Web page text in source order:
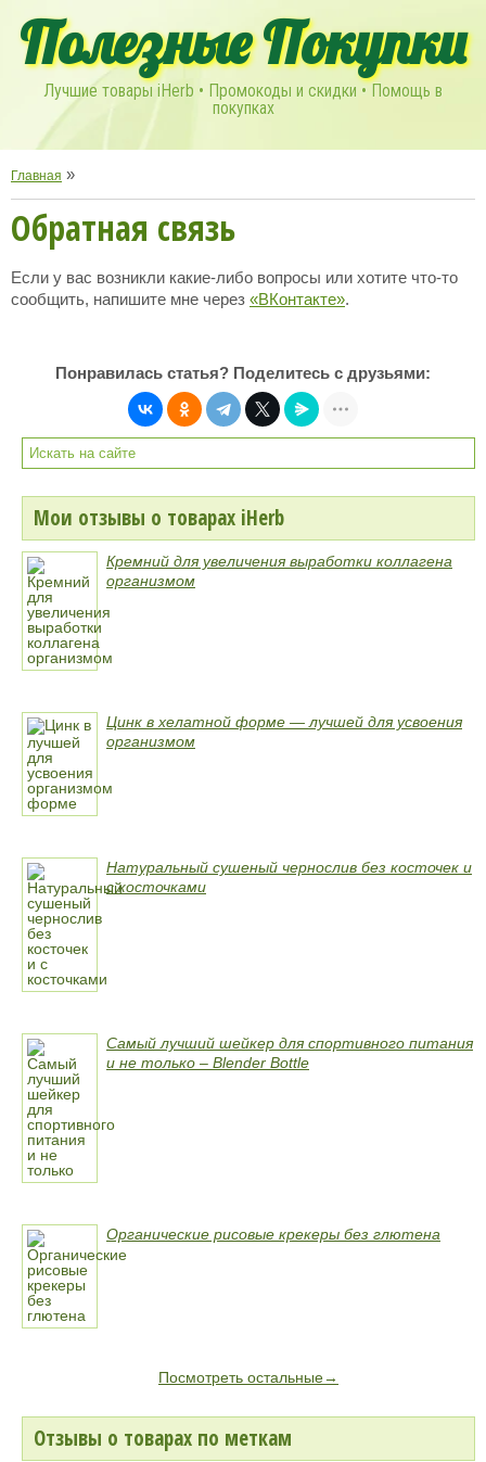
Полезные Покупки
Лучшие товары iHerb • Промокоды и скидки • Помощь в
покупках
Главная »
Обратная связь
Если у вас возникли какие-либо вопросы или хотите что-то
сообщить, напишите мне через «ВКонтакте».
Понравилась статья? Поделитесь с друзьями:
Мои отзывы о товарах iHerb
Кремний для увеличения выработки коллагена
организмом
Цинк в хелатной форме — лучшей для усвоения
организмом
Натуральный сушеный чернослив без косточек и
с косточками
Самый лучший шейкер для спортивного питания
и не только – Blender Bottle
Органические рисовые крекеры без глютена
Посмотреть остальные→
Отзывы о товарах по меткам